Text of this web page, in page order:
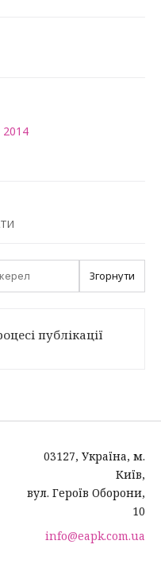
Згорнути
публікації
03127, Україна, м.
Київ,
вул. Героїв Оборони,
10
info@eapk.com.ua